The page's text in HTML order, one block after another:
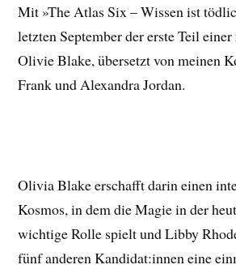
Mit »The Atlas Six – Wissen ist
letzten September der erste Teil
Olivie Blake, übersetzt von meinen
Frank und Alexandra Jordan.
Olivia Blake erschafft darin einen
Kosmos, in dem die Magie in der
wichtige Rolle spielt und Libby
fünf anderen Kandidat:innen eine